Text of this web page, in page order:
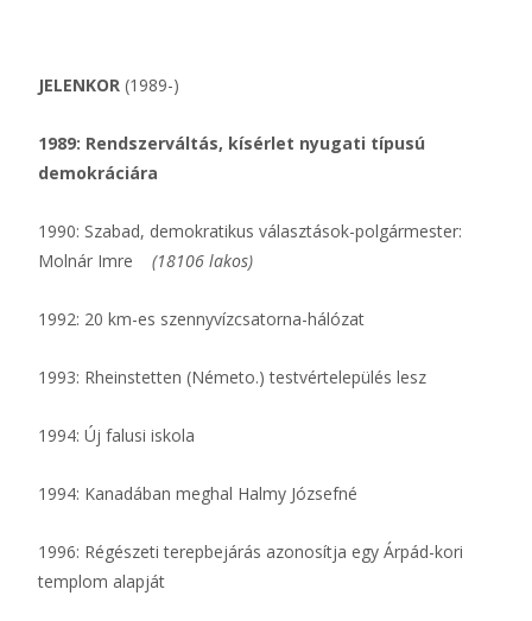
JELENKOR (1989-)
1989: Rendszerváltás, kísérlet nyugati típusú
demokráciára
1990: Szabad, demokratikus választások-polgármester:
Molnár Imre (18106 lakos)
1992: 20 km-es szennyvízcsatorna-hálózat
1993: Rheinstetten (Németo.) testvértelepülés lesz
1994: Új falusi iskola
1994: Kanadában meghal Halmy Józsefné
1996: Régészeti terepbejárás azonosítja egy Árpád-kori
templom alapját